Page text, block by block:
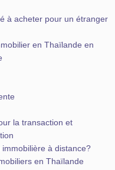
à acheter pour un étranger
en Thaïlande en
la transaction et
à distance?
en Thaïlande